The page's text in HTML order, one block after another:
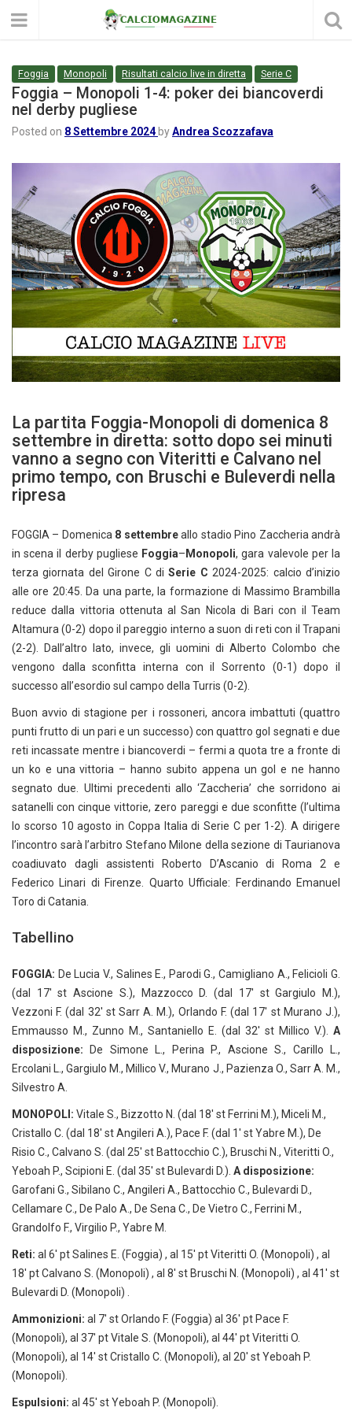
Foggia Monopoli Risultati calcio live in diretta Serie C
Foggia – Monopoli 1-4: poker dei biancoverdi
nel derby pugliese
Posted on 8 Settembre 2024 byAndrea Scozzafava
La partita Foggia-Monopoli di domenica 8
settembre in diretta: sotto dopo sei minuti
vanno a segno con Viteritti e Calvano nel
primo tempo, con Bruschi e Buleverdi nella
ripresa
FOGGIA – Domenica 8 settembreallo stadio Pino Zaccheria andrà
in scena il derby pugliese Foggia– Monopoli, gara valevole per la
terza giornata del Girone C diSerie C 2024-2025: calcio d’inizio
alle ore 20:45. Da una parte, la formazione di Massimo Brambilla
reduce dalla vittoria ottenuta al San Nicola di Bari con il Team
Altamura (0-2) dopo il pareggio interno a suon di reti con il Trapani
(2-2). Dall’altro lato, invece, gli uomini di Alberto Colombo che
vengono dalla sconfitta interna con il Sorrento (0-1) dopo il
successo all’esordio sul campo della Turris (0-2).
Buon avvio di stagione per i rossoneri, ancora imbattuti (quattro
punti frutto di un pari e un successo) con quattro gol segnati e due
reti incassate mentre i biancoverdi – fermi a quota tre a fronte di
un ko e una vittoria – hanno subito appena un gol e ne hanno
segnato due. Ultimi precedenti allo ‘Zaccheria’ che sorridono ai
satanelli con cinque vittorie, zero pareggi e due sconfitte (l’ultima
lo scorso 10 agosto in Coppa Italia di Serie C per 1-2). A dirigere
l’incontro sarà l’arbitro Stefano Milone della sezione di Taurianova
coadiuvato dagli assistenti Roberto D’Ascanio di Roma 2 e
Federico Linari di Firenze. Quarto Ufficiale: Ferdinando Emanuel
Toro di Catania.
Tabellino
FOGGIA: De Lucia V., Salines E., Parodi G., Camigliano A., Felicioli G.
(dal 17′ st Ascione S.), Mazzocco D. (dal 17′ st Gargiulo M.),
Vezzoni F. (dal 32′ st Sarr A. M.), Orlando F. (dal 17′ st Murano J.),
Emmausso M., Zunno M., Santaniello E. (dal 32′ st Millico V.). A
disposizione: De Simone L., Perina P., Ascione S., Carillo L.,
Ercolani L., Gargiulo M., Millico V., Murano J., Pazienza O., Sarr A. M.,
Silvestro A.
MONOPOLI: Vitale S., Bizzotto N. (dal 18′ st Ferrini M.), Miceli M.,
Cristallo C. (dal 18′ st Angileri A.), Pace F. (dal 1′ st Yabre M.), De
Risio C., Calvano S. (dal 25′ st Battocchio C.), Bruschi N., Viteritti O.,
Yeboah P., Scipioni E. (dal 35′ st Bulevardi D.). A disposizione:
Garofani G., Sibilano C., Angileri A., Battocchio C., Bulevardi D.,
Cellamare C., De Palo A., De Sena C., De Vietro C., Ferrini M.,
Grandolfo F., Virgilio P., Yabre M.
Reti: al 6′ pt Salines E. (Foggia) , al 15′ pt Viteritti O. (Monopoli) , al
18′ pt Calvano S. (Monopoli) , al 8′ st Bruschi N. (Monopoli) , al 41′ st
Bulevardi D. (Monopoli) .
Ammonizioni: al 7′ st Orlando F. (Foggia) al 36′ pt Pace F.
(Monopoli), al 37′ pt Vitale S. (Monopoli), al 44′ pt Viteritti O.
(Monopoli), al 14′ st Cristallo C. (Monopoli), al 20′ st Yeboah P.
(Monopoli).
Espulsioni: al 45′ st Yeboah P. (Monopoli).